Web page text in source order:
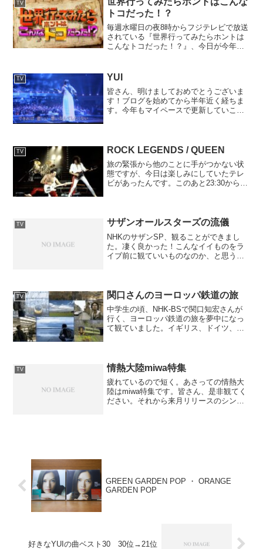
TV
トコだった！？
毎週水曜日の夜8時からフジテレビで放送
されている『世界行ってみたらホントは
こんなトコだった！？』、今日が今年初
旅番組なんかも勿論大好きなんですが、
TV YUI
皆さん、明けましておめでとうございま
す！ブログを始めてから半年近く経ちま
す。今年もマイペースで更新していこう
を見届けました。CD...
TV ROCK LEGENDS / QUEEN
旅の緊張から他のことに手がつかない状
態ですが、今日は楽しみにしていたテレ
ビがあったんです。このあと23:30から
う！
TV サザンオールスターズの流儀
NHKのサザンSP、観ることができまし
た。凄く良かった！こんなイイものをラ
イブ前に観ていいものなのか、と思うく
めた原ボーの想いを知って...
TV 関口さんのヨーロッパ鉄道の旅
中学生の頃、NHK-BSで関口知宏さんが
行く、ヨーロッパ鉄道の旅を夢中になっ
て観ていました。イギリス、ドイツ、ス
パに対する憧れが更に...
TV 情熱大陸miwa特集
疲れているので短く。あさっての情熱大
陸はmiwa特集です。皆さん、是非観てく
ださい。それから来月リリースのシング
GREEN GARDEN POP ・ ORANGE
GARDEN POP
好きなYUIの曲ベスト30 30位→21位